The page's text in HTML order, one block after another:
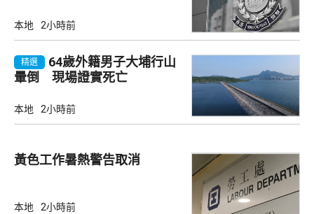
本地 2小時前
精選
64歲外籍男子大埔行山
暈倒 現場證實死亡
本地 2小時前
黃色工作暑熱警告取消
本地 2小時前